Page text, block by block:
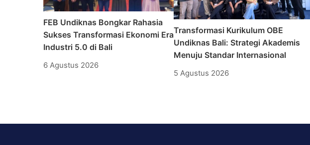
FEB Undiknas Bongkar Rahasia
Sukses Transformasi Ekonomi Era
Industri 5.0 di Bali
6 Agustus 2026
Transformasi Kurikulum OBE
Undiknas Bali: Strategi Akademis
Menuju Standar Internasional
5 Agustus 2026